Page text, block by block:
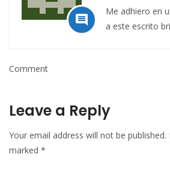

Me adhiero en
a este escrito
Comment
Leave a Reply
Your email address will not be published.
marked *